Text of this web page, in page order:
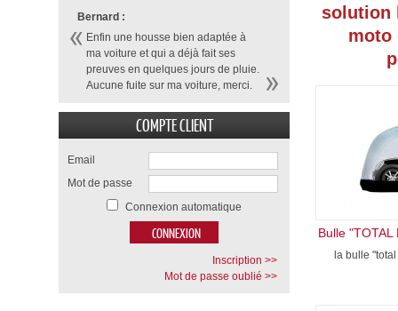
solution
moto
la bulle "total
Bernard :
Enfin une housse bien adaptée à
ma voiture et qui a déjà fait ses
preuves en quelques jours de pluie.
Aucune fuite sur ma voiture, merci.
COMPTE CLIENT
Email
Mot de passe
Connexion automatique
Inscription >>
Mot de passe oublié >>